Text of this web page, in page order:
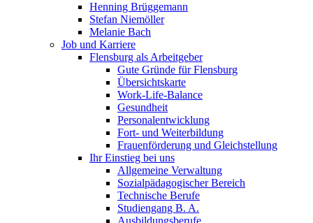
Henning Brüggemann
Stefan Niemöller
Melanie Bach
Job und Karriere
Flensburg als Arbeitgeber
Gute Gründe für Flensburg
Übersichtskarte
Work-Life-Balance
Gesundheit
Personalentwicklung
Fort- und Weiterbildung
Frauenförderung und Gleichstellung
Ihr Einstieg bei uns
Allgemeine Verwaltung
Sozialpädagogischer Bereich
Technische Berufe
Studiengang B. A.
Ausbildungsberufe